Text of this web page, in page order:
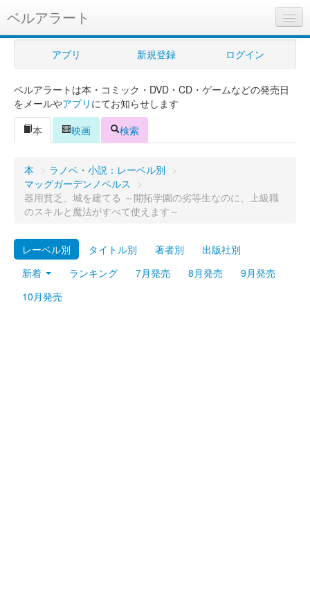
ベルアラート
ベルアラートとは
ヘルプ
新規登録
ログイン
購入管理
Myシェルフ
プレミアム
アプリ 新規登録 ログイン
ベルアラートは本・コミック・DVD・CD・ゲームなどの発売日
をメールやアプリ にてお知らせします
本
映画 検索
本 > ラノベ・小説：レーベル別 >
マッグガーデンノベルス
>
器用貧乏、城を建てる ～開拓学園の劣等生なのに、上級職
のスキルと魔法がすべて使えます～
レーベル別 タイトル別 著者別
出版社別
新着
ランキング 7月発売 8月発売
9月発売
10月発売